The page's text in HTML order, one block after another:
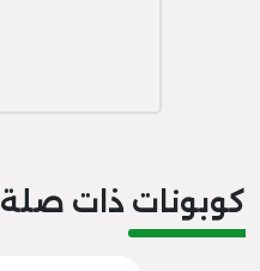
كوبونات ذات صلة